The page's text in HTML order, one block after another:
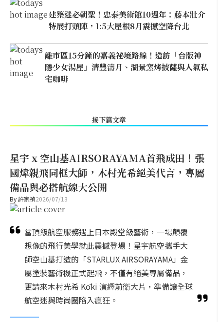
建築迷必朝聖！忠泰美術館10週年：藤本壯介
特展打頭陣，1:5大屋根8月震撼空降台北
離市區15分鐘的嘉義祕境路線！造訪「台版神
隱少女湯屋」清豐濤月、湖景窯烤披薩與人氣私
宅咖啡
接下篇文章
星宇 x 空山基AIRSORAYAMA首飛成田！張
國煒親飛同框大師，木村光希絕美代言，專屬
備品與必搭航線大公開
By許家禎2026/07/13
當頂級航空服務遇上日本殿堂級藝術，一場顛覆
想像的飛行美學就此震撼登場！星宇航空攜手大
師空山基打造的「STARLUX AIRSORAYAMA」金
屬塗裝藝術機正式起飛，不僅有絕美專屬備品，
更請來木村光希 Kōki 演繹前衛大片，準備讓全球
航空迷與時尚圈陷入瘋狂。